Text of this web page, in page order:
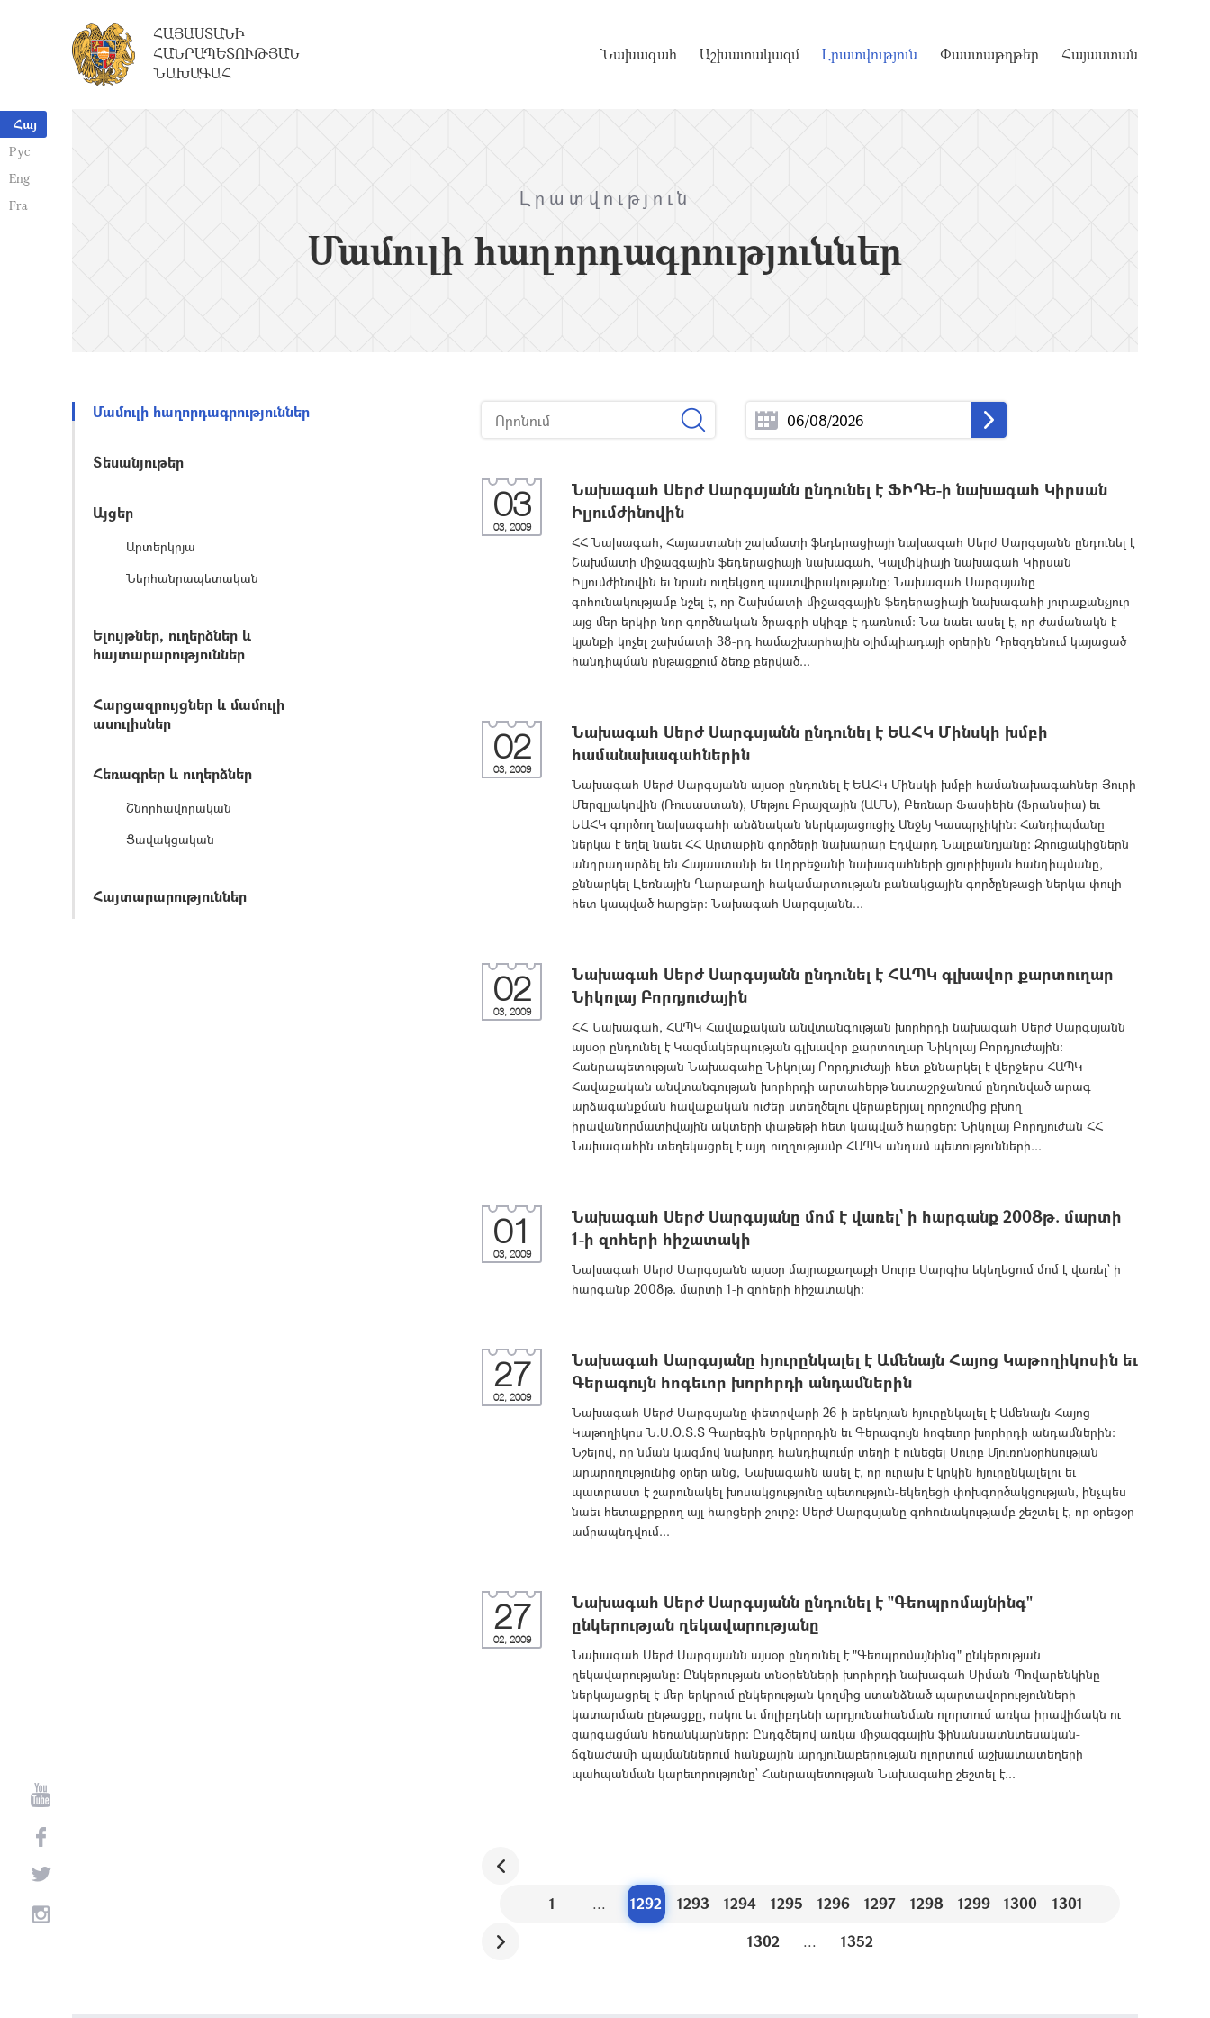
Հայ
Рус
Eng
Fra
ՀԱՅԱՍՏԱՆԻ
ՀԱՆՐԱՊԵՏՈՒԹՅԱՆ
ՆԱԽԱԳԱՀ
Նախագահ Աշխատակազմ Լրատվություն Փաստաթղթեր Հայաստան
Լրատվություն
Մամուլի հաղորդագրություններ
Մամուլի հաղորդագրություններ
Տեսանյութեր
Այցեր
Արտերկրյա
Ներհանրապետական
Ելույթներ, ուղերձներ և
հայտարարություններ
Հարցազրույցներ և մամուլի
ասուլիսներ
Հեռագրեր և ուղերձներ
Շնորհավորական
Ցավակցական
Հայտարարություններ
03
03, 2009
Նախագահ Սերժ Սարգսյանն ընդունել է ՖԻԴԵ-ի նախագահ Կիրսան
Իլյումժինովին
ՀՀ Նախագահ, Հայաստանի շախմատի ֆեդերացիայի նախագահ Սերժ Սարգսյանն ընդունել է
Շախմատի միջազգային ֆեդերացիայի նախագահ, Կալմիկիայի նախագահ Կիրսան
Իլյումժինովին եւ նրան ուղեկցող պատվիրակությանը: Նախագահ Սարգսյանը
գոհունակությամբ նշել է, որ Շախմատի միջազգային ֆեդերացիայի նախագահի յուրաքանչյուր
այց մեր երկիր նոր գործնական ծրագրի սկիզբ է դառնում: Նա նաեւ ասել է, որ ժամանակն է
կյանքի կոչել շախմատի 38-րդ համաշխարհային օլիմպիադայի օրերին Դրեզդենում կայացած
հանդիպման ընթացքում ձեռք բերված...
02
03, 2009
Նախագահ Սերժ Սարգսյանն ընդունել է ԵԱՀԿ Մինսկի խմբի
համանախագահներին
Նախագահ Սերժ Սարգսյանն այսօր ընդունել է ԵԱՀԿ Մինսկի խմբի համանախագահներ Յուրի
Մերզլյակովին (Ռուսաստան), Մեթյու Բրայզային (ԱՄՆ), Բեռնար Ֆասիեին (Ֆրանսիա) եւ
ԵԱՀԿ գործող նախագահի անձնական ներկայացուցիչ Անջեյ Կասպրչիկին: Հանդիպմանը
ներկա է եղել նաեւ ՀՀ Արտաքին գործերի նախարար Էդվարդ Նալբանդյանը: Զրուցակիցներն
անդրադարձել են Հայաստանի եւ Ադրբեջանի նախագահների ցյուրիխյան հանդիպմանը,
քննարկել Լեռնային Ղարաբաղի հակամարտության բանակցային գործընթացի ներկա փուլի
հետ կապված հարցեր: Նախագահ Սարգսյանն...
02
03, 2009
Նախագահ Սերժ Սարգսյանն ընդունել է ՀԱՊԿ գլխավոր քարտուղար
Նիկոլայ Բորդյուժային
ՀՀ Նախագահ, ՀԱՊԿ Հավաքական անվտանգության խորհրդի նախագահ Սերժ Սարգսյանն
այսօր ընդունել է Կազմակերպության գլխավոր քարտուղար Նիկոլայ Բորդյուժային:
Հանրապետության Նախագահը Նիկոլայ Բորդյուժայի հետ քննարկել է վերջերս ՀԱՊԿ
Հավաքական անվտանգության խորհրդի արտահերթ նստաշրջանում ընդունված արագ
արձագանքման հավաքական ուժեր ստեղծելու վերաբերյալ որոշումից բխող
իրավանորմատիվային ակտերի փաթեթի հետ կապված հարցեր: Նիկոլայ Բորդյուժան ՀՀ
Նախագահին տեղեկացրել է այդ ուղղությամբ ՀԱՊԿ անդամ պետությունների...
01
03, 2009
Նախագահ Սերժ Սարգսյանը մոմ է վառել` ի հարգանք 2008թ. մարտի
1-ի զոհերի հիշատակի
Նախագահ Սերժ Սարգսյանն այսօր մայրաքաղաքի Սուրբ Սարգիս եկեղեցում մոմ է վառել` ի
հարգանք 2008թ. մարտի 1-ի զոհերի հիշատակի:
27
02, 2009
Նախագահ Սարգսյանը հյուրընկալել է Ամենայն Հայոց Կաթողիկոսին եւ
Գերագույն հոգեւոր խորհրդի անդամներին
Նախագահ Սերժ Սարգսյանը փետրվարի 26-ի երեկոյան հյուրընկալել է Ամենայն Հայոց
Կաթողիկոս Ն.Ս.Օ.Տ.Տ Գարեգին Երկրորդին եւ Գերագույն հոգեւոր խորհրդի անդամներին:
Նշելով, որ նման կազմով նախորդ հանդիպումը տեղի է ունեցել Սուրբ Մյուռոնօրհնության
արարողությունից օրեր անց, Նախագահն ասել է, որ ուրախ է կրկին հյուրընկալելու եւ
պատրաստ է շարունակել խոսակցությունը պետություն-եկեղեցի փոխգործակցության, ինչպես
նաեւ հետաքրքրող այլ հարցերի շուրջ: Սերժ Սարգսյանը գոհունակությամբ շեշտել է, որ օրեցօր
ամրապնդվում...
27
02, 2009
Նախագահ Սերժ Սարգսյանն ընդունել է "Գեոպրոմայնինգ"
ընկերության ղեկավարությանը
Նախագահ Սերժ Սարգսյանն այսօր ընդունել է "Գեոպրոմայնինգ" ընկերության
ղեկավարությանը: Ընկերության տնօրենների խորհրդի նախագահ Սիման Պովարենկինը
ներկայացրել է մեր երկրում ընկերության կողմից ստանձնած պարտավորությունների
կատարման ընթացքը, ոսկու եւ մոլիբդենի արդյունահանման ոլորտում առկա իրավիճակն ու
զարգացման հեռանկարները: Ընդգծելով առկա միջազգային ֆինանսատնտեսական-
ճգնաժամի պայմաններում հանքային արդյունաբերության ոլորտում աշխատատեղերի
պահպանման կարեւորությունը` Հանրապետության Նախագահը շեշտել է...
1 ... 1292 1293 1294 1295 1296 1297 1298 1299 1300
1301
1302
... 1352